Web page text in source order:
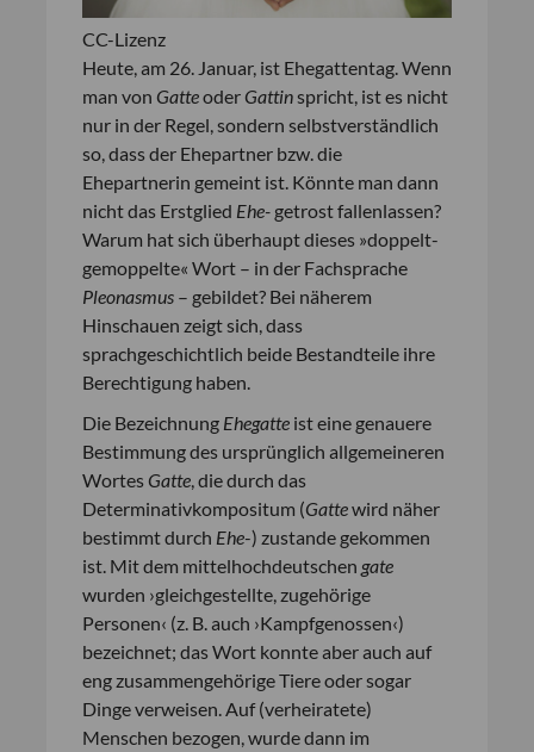
CC-Lizenz
Heute, am 26. Januar, ist Ehegattentag. Wenn
man von Gatteoder Gattinspricht, ist es nicht
nur in der Regel, sondern selbstverständlich
so, dass der Ehepartner bzw. die
Ehepartnerin gemeint ist. Könnte man dann
nicht das Erstglied Ehe- getrost fallenlassen?
Warum hat sich überhaupt dieses »doppelt-
gemoppelte« Wort – in der Fachsprache
Pleonasmus – gebildet? Bei näherem
Hinschauen zeigt sich, dass
sprachgeschichtlich beide Bestandteile ihre
Berechtigung haben.
Die Bezeichnung Ehegatte ist eine genauere
Bestimmung des ursprünglich allgemeineren
Wortes Gatte , die durch das
Determinativkompositum (Gattewird näher
bestimmt durch Ehe-) zustande gekommen
ist. Mit dem mittelhochdeutschen gate
wurden ›gleichgestellte, zugehörige
Personen‹ (z. B. auch ›Kampfgenossen‹)
bezeichnet; das Wort konnte aber auch auf
eng zusammengehörige Tiere oder sogar
Dinge verweisen. Auf (verheiratete)
Menschen bezogen, wurde dann im